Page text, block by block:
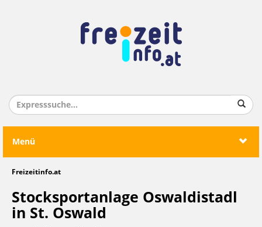
Menü
Freizeitinfo.at
Stocksportanlage Oswaldistadl
in St. Oswald